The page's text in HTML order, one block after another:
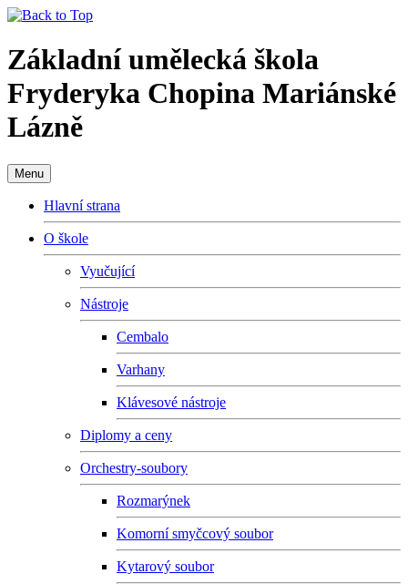
Základní umělecká škola
Fryderyka Chopina Mariánské
Lázně
Menu
Hlavní strana
O škole
Vyučující
Nástroje
Cembalo
Varhany
Klávesové nástroje
Diplomy a ceny
Orchestry-soubory
Rozmarýnek
Komorní smyčcový soubor
Kytarový soubor